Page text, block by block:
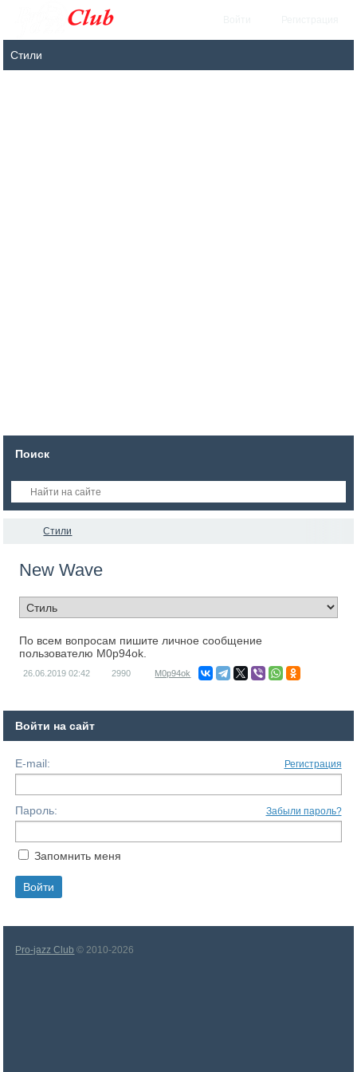
Поиск
Стили
New Wave
По всем вопросам пишите личное сообщение
пользователю M0p94ok.
26.06.2019 02:42 2990 M0p94ok
Войти на сайт
E-mail: Регистрация
Пароль: Забыли пароль?
Запомнить меня
Pro-jazz Club © 2010-2026